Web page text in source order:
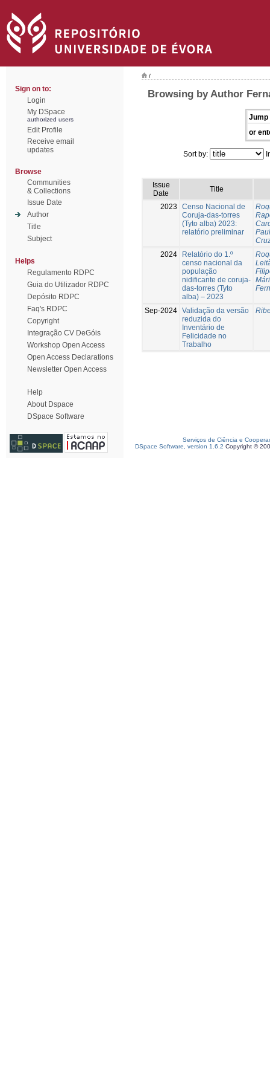
Sign on to:
Login
My DSpace
authorized users
Edit Profile
Receive email
updates
Browse
Communities
& Collections
Issue Date
Author
Title
Subject
Helps
Regulamento RDPC
Guia do Utilizador RDPC
Depósito RDPC
Faq's RDPC
Copyright
Integração CV DeGóis
Workshop Open Access
Open Access Declarations
Newsletter Open Access
Help
About Dspace
DSpace Software
/
Browsing by Author
Jump
or
Sort by:
Issue
Date
Title
2023
Censo Nacional de
Coruja-das-torres
(Tyto alba) 2023:
relatório preliminar
2024
Relatório do 1.º
censo nacional da
população
nidificante de coruja-
das-torres (Tyto
alba) – 2023
Sep-2024 Validação da versão
reduzida do
Inventário de
Felicidade no
Trabalho
Serviços de Ciência e
DSpace Software, version 1.6.2 Copyright ©